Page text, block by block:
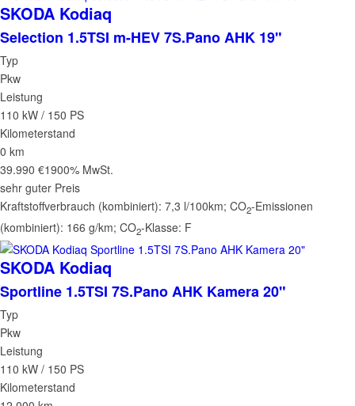
SKODA Kodiaq
Selection 1.5TSI m-HEV 7S.Pano AHK 19"
Typ
Pkw
Leistung
110 kW / 150 PS
Kilometerstand
0 km
39.990 €1900% MwSt.
sehr guter Preis
Kraftstoffverbrauch (kombiniert): 7,3 l/100km; CO2-Emissionen
(kombiniert): 166 g/km; CO2-Klasse: F
SKODA Kodiaq
Sportline 1.5TSI 7S.Pano AHK Kamera 20"
Typ
Pkw
Leistung
110 kW / 150 PS
Kilometerstand